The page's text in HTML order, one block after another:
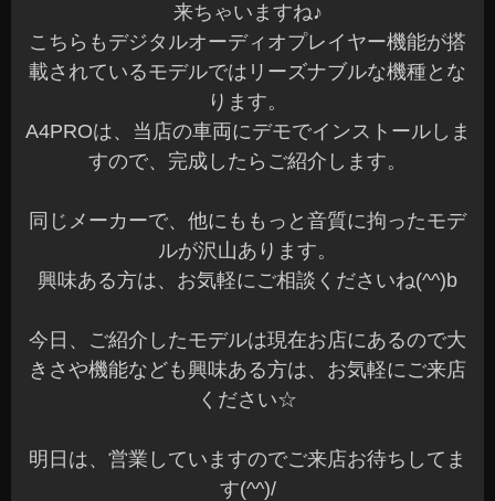
来ちゃいますね♪
こちらもデジタルオーディオプレイヤー機能が搭
載されているモデルではリーズナブルな機種とな
ります。
A4PROは、当店の車両にデモでインストールしま
すので、完成したらご紹介します。
同じメーカーで、他にももっと音質に拘ったモデ
ルが沢山あります。
興味ある方は、お気軽にご相談くださいね(^^)b
今日、ご紹介したモデルは現在お店にあるので大
きさや機能なども興味ある方は、お気軽にご来店
ください☆
明日は、営業していますのでご来店お待ちしてま
す(^^)/